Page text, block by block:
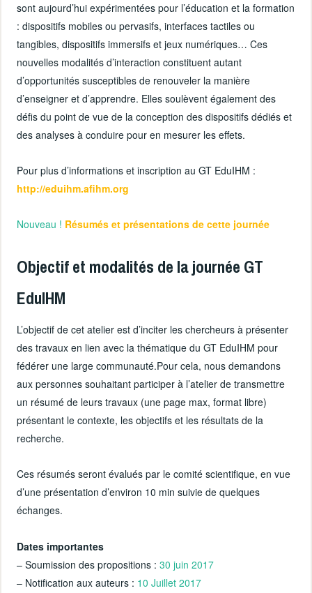
sont aujourd’hui expérimentées pour l’éducation et la formation
: dispositifs mobiles ou pervasifs, interfaces tactiles ou
tangibles, dispositifs immersifs et jeux numériques… Ces
nouvelles modalités d’interaction constituent autant
d’opportunités susceptibles de renouveler la manière
d’enseigner et d’apprendre. Elles soulèvent également des
défis du point de vue de la conception des dispositifs dédiés et
des analyses à conduire pour en mesurer les effets.
Pour plus d’informations et inscription au GT EduIHM :
http://eduihm.afihm.org
Nouveau ! Résumés et présentations de cette journée
Objectif et modalités de la journée GT
EduIHM
L’objectif de cet atelier est d’inciter les chercheurs à présenter
des travaux en lien avec la thématique du GT EduIHM pour
fédérer une large communauté.Pour cela, nous demandons
aux personnes souhaitant participer à l’atelier de transmettre
un résumé de leurs travaux (une page max, format libre)
présentant le contexte, les objectifs et les résultats de la
recherche.
Ces résumés seront évalués par le comité scientifique, en vue
d’une présentation d’environ 10 min suivie de quelques
échanges.
Dates importantes
– Soumission des propositions :30 juin 2017
– Notification aux auteurs : 10 Juillet 2017